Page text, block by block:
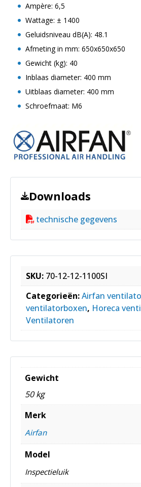
Ampère: 6,5
Wattage: ± 1400
Geluidsniveau dB(A): 48.1
Afmeting in mm: 650x650x650
Gewicht (kg): 40
Inblaas diameter: 400 mm
Uitblaas diameter: 400 mm
Schroefmaat: M6
Downloads
technische gegevens
SKU: 70-12-12-1100SI
Categorieën:Airfan
ventilatorboxen, Horeca
Ventilatoren
Gewicht
50 kg
Merk
Airfan
Model
Inspectieluik